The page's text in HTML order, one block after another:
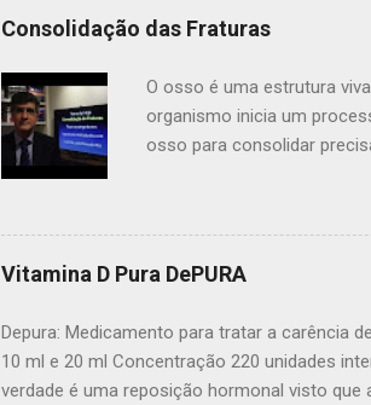
da palma da mão com o
maioria dos pequenos
Consolidação das Fraturas
O osso é uma estrutura
organismo inicia um
osso para consolidar
consolidação óssea: o
outros, O papel do
colocar o osso no lugar e
sozinho para o seu lugar
certificar que ele est...
Vitamina D Pura DePURA
Depura: Medicamento para tratar a carência
10 ml e 20 ml Concentração 220 unidades
verdade é uma reposição hormonal visto que